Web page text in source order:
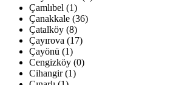
Çamlıbel (1)
Çanakkale (36)
Çatalköy (8)
Çayırova (17)
Çayönü (1)
Cengizköy (0)
Cihangir (1)